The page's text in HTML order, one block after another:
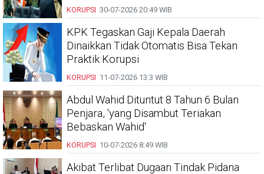
KORUPSI 30-07-2026 20:49 WIB
KPK Tegaskan Gaji Kepala Daerah
Dinaikkan Tidak Otomatis Bisa Tekan
Praktik Korupsi
KORUPSI 11-07-2026 13:3 WIB
Abdul Wahid Dituntut 8 Tahun 6 Bulan
Penjara, 'yang Disambut Teriakan
Bebaskan Wahid'
KORUPSI 10-07-2026 8:49 WIB
Akibat Terlibat Dugaan Tindak Pidana